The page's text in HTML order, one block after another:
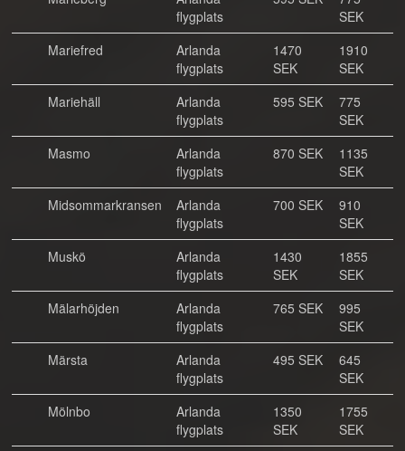
flygplats
SEK
Mariefred
Arlanda
flygplats
1470
SEK
1910
SEK
Mariehäll
Arlanda
flygplats
595 SEK
775
SEK
Masmo
Arlanda
flygplats
870 SEK
1135
SEK
Midsommarkransen
Arlanda
flygplats
700 SEK
910
SEK
Muskö
Arlanda
flygplats
1430
SEK
1855
SEK
Mälarhöjden
Arlanda
flygplats
765 SEK
995
SEK
Märsta
Arlanda
flygplats
495 SEK
645
SEK
Mölnbo
Arlanda
flygplats
1350
SEK
1755
SEK